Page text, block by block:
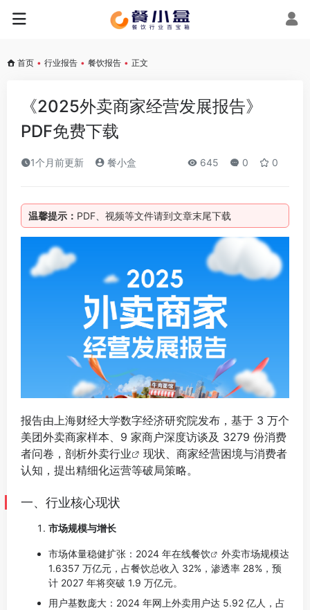
首页 • 行业报告 • 餐饮报告 • 正文
《2025外卖商家经营发展报告》
PDF免费下载
1个月前更新 餐小盒 645 0 0
温馨提示： PDF、视频等文件请到文章末尾下载
报告由上海财经大学数字经济研究院发布，基于 3 万个
美团外卖商家样本、9 家商户深度访谈及 3279 份消费
者问卷，剖析外卖行业
现状、商家经营困境与消费者
认知，提出精细化运营等破局策略。
一、行业核心现状
市场规模与增长
市场体量稳健扩张：2024 年在线餐饮
外卖市场规模达
1.6357 万亿元，占餐饮总收入 32%，渗透率 28%，预
计 2027 年将突破 1.9 万亿元。
用户基数庞大：2024 年网上外卖用户达 5.92 亿人，占